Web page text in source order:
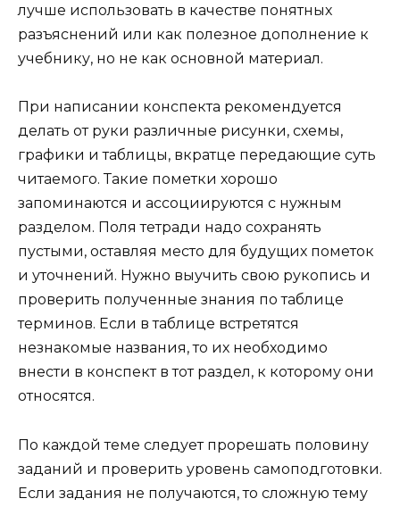
лучше использовать в качестве понятных
разъяснений или как полезное дополнение к
учебнику, но не как основной материал.
При написании конспекта рекомендуется
делать от руки различные рисунки, схемы,
графики и таблицы, вкратце передающие суть
читаемого. Такие пометки хорошо
запоминаются и ассоциируются с нужным
разделом. Поля тетради надо сохранять
пустыми, оставляя место для будущих пометок
и уточнений. Нужно выучить свою рукопись и
проверить полученные знания по таблице
терминов. Если в таблице встретятся
незнакомые названия, то их необходимо
внести в конспект в тот раздел, к которому они
относятся.
По каждой теме следует прорешать половину
заданий и проверить уровень самоподготовки.
Если задания не получаются, то сложную тему